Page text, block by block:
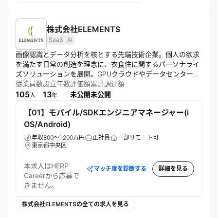
株式会社ELEMENTS
SaaS AI
画像認識とデータ分析を核とする先端技術企業。個人の欲求
を満たす日常の創造を理念に、衣食住に関するパーソナライ
ズソリューションを展開。GPUクラウドやデータセンター運
営も手がける。グループ会社を通じ、生体認証や行動解析な
ど多様な事業を展開し、東証グロース市場への上場を目指
従業員数
105人
設立年数
13年
評価額
未公開
累計調達額
未公開
【01】モバイル/SDKエンジニアマネージャー(i
OS/Android)
年収800～1,200万円 正社員
一部リモート可
東京都中央区
本求人はHERP
Careerから応募で
きません。
マッチ度を診断する 詳細を見る
株式会社ELEMENTSの全ての求人を見る